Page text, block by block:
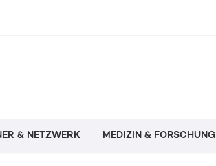
& NETZWERK MEDIZIN & FORSCHUNG